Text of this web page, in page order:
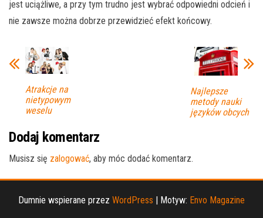
jest uciążliwe, a przy tym trudno jest wybrać odpowiedni odcień i
nie zawsze można dobrze przewidzieć efekt końcowy.
Atrakcje na
nietypowym
weselu
Najlepsze
metody nauki
języków obcych
Dodaj komentarz
Musisz się zalogować, aby móc dodać komentarz.
Dumnie wspierane przez WordPress | Motyw: Envo Magazine